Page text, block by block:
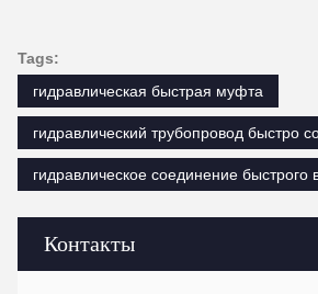
Контакты
Tags:
гидравлическая быстрая муфта
гидравлический трубопровод быстро
гидравлическое соединение быстрого